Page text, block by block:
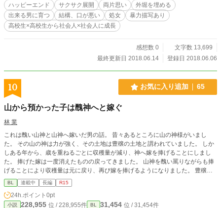
ハッピーエンド サクサク展開 両片思い
外堀を埋める
出来る男に育つ
結構、口が悪い 処女
暴力描写あり
高校生×高校生から社会人×社会人に成長
感想数 0
文字数 13,699
最終更新日 2018.06.14
登録日 2018.06.06
10 お気に入り追加 65
山から預かった子は醜神へと嫁ぐ
林 業
これは醜い山神と山神へ嫁いだ男の話。 昔々あるところに山の神様がいまし
た。 その山の神は力が強く、その土地は豊穣の土地と謂われていました。 しか
しある年から、歳を重ねるごとに収穫量が減り、神へ嫁を捧げることにしまし
た。 捧げた嫁は一度消えたものの戻ってきました。 山神を醜い罵りながらも捧
げることにより収穫量は元に戻り、再び嫁を捧げるようになりました。 豊穣の
大地を捨てることなど人にはできません。 今や悪しき風習となったその土地
で、醜い山神へ捧げられた嫁が居ました。 ある農村に伝わる山神の話の一つ。
BL 連載中 長編 R15
24h.ポイント 0pt
小説 228,955 位 / 228,955件 BL 31,454 位 / 31,454件